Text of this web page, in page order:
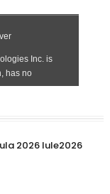
2026 lule2026